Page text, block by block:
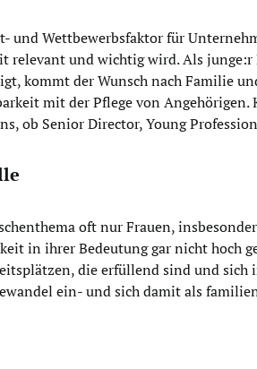
Wettbewerbsfaktor für
relevant und wichtig wird. Als
kommt der Wunsch nach Familie
mit der Pflege von
ob Senior Director, Young
oft nur Frauen,
in ihrer Bedeutung gar nicht hoch
die erfüllend sind und
ein- und sich damit als